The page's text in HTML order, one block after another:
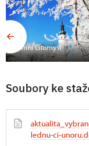
Zimní Litomyšl
Soubory ke
lednu-ci-